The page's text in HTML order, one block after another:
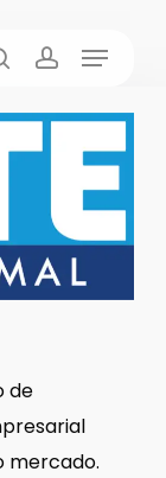
Menu
de
mercado.